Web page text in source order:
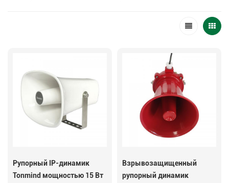
Рупорный IP-динамик
Tonmind мощностью 15 Вт
Взрывозащищенный
рупорный динамик